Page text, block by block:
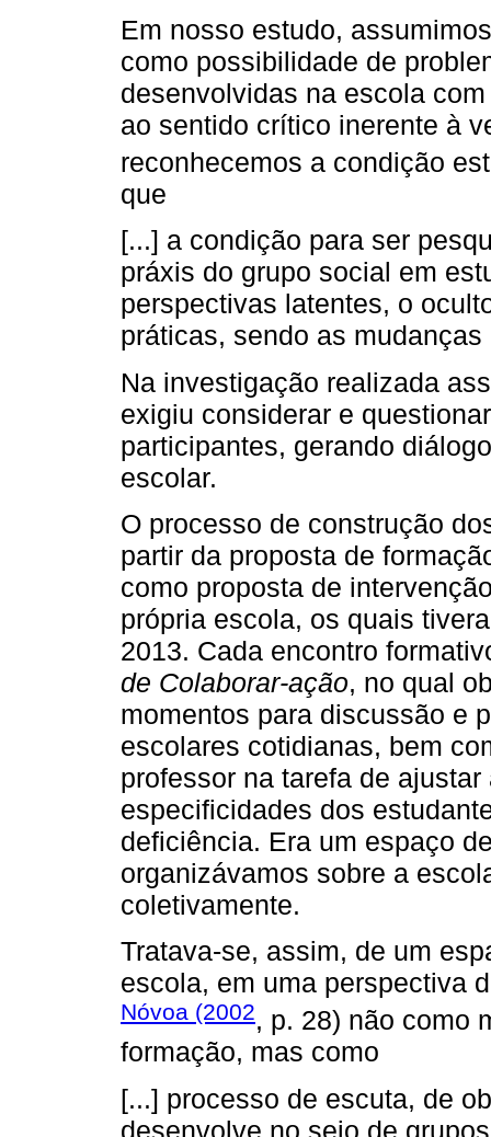
Em nosso estudo,
como possibilidade de
desenvolvidas na escola
ao sentido crítico inerente à
reconhecemos a condição
que
[...] a condição para ser
práxis do grupo social em
perspectivas latentes, o
práticas, sendo as
Na investigação realizada
exigiu considerar e
participantes, gerando
escolar.
O processo de construção
partir da proposta de
como proposta de
própria escola, os quais
2013. Cada encontro
de Colaborar-ação, no qual
momentos para discussão e
escolares cotidianas, bem
professor na tarefa de
especificidades dos
deficiência. Era um espaço
organizávamos sobre a
coletivamente.
Tratava-se, assim, de um
escola, em uma perspectiva
Nóvoa (2002, p. 28) não como
formação, mas como
[...] processo de escuta, de
desenvolve no seio de